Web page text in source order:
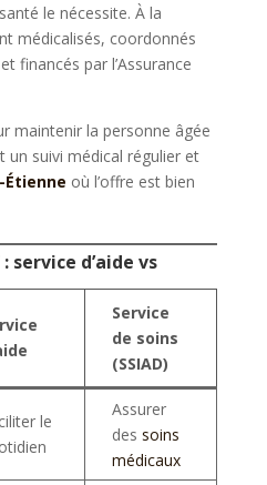
le nécessite. À la
médicalisés, coordonnés
financés par l’Assurance
maintenir la personne âgée
un suivi médical régulier et
Étienne où l’offre est bien
d’aide vs
Service
de soins
(SSIAD)
le
Assurer
des soins
médicaux